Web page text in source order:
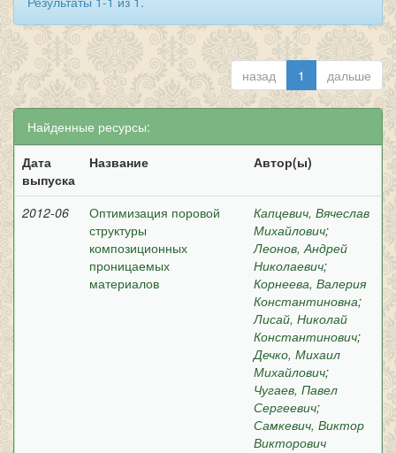
назад 1 дальше
Найденные ресурсы:
Дата
выпуска
Название Автор(ы)
2012-06
Оптимизация поровой
структуры
композиционных
проницаемых
материалов
Капцевич, Вячеслав
Михайлович;
Леонов, Андрей
Николаевич;
Корнеева, Валерия
Константиновна;
Лисай, Николай
Константинович;
Дечко, Михаил
Михайлович;
Чугаев, Павел
Сергеевич;
Самкевич, Виктор
Викторович